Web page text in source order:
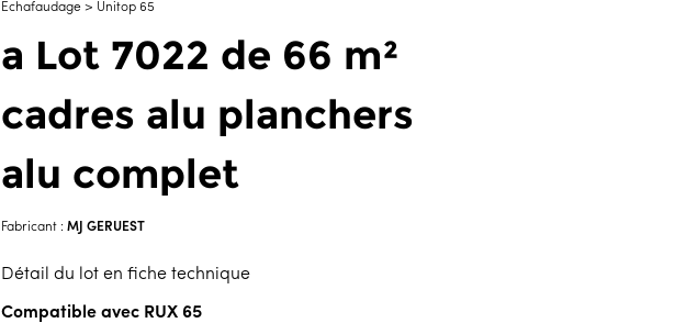
Échafaudage > Unitop 65
a Lot 7022 de 66 m²
cadres alu planchers
alu complet
Fabricant : MJ GERUEST
Détail du lot en fiche technique
Compatible avec RUX 65